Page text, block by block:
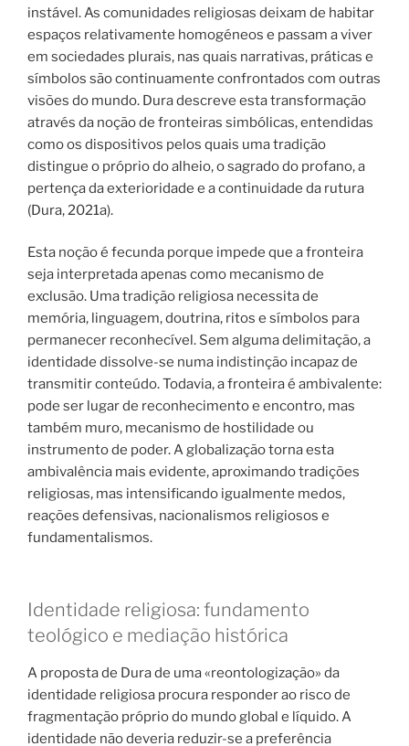
instável. As comunidades religiosas deixam de habitar
espaços relativamente homogéneos e passam a viver
em sociedades plurais, nas quais narrativas, práticas e
símbolos são continuamente confrontados com outras
visões do mundo. Dura descreve esta transformação
através da noção de fronteiras simbólicas, entendidas
como os dispositivos pelos quais uma tradição
distingue o próprio do alheio, o sagrado do profano, a
pertença da exterioridade e a continuidade da rutura
(Dura, 2021a).
Esta noção é fecunda porque impede que a fronteira
seja interpretada apenas como mecanismo de
exclusão. Uma tradição religiosa necessita de
memória, linguagem, doutrina, ritos e símbolos para
permanecer reconhecível. Sem alguma delimitação, a
identidade dissolve-se numa indistinção incapaz de
transmitir conteúdo. Todavia, a fronteira é ambivalente:
pode ser lugar de reconhecimento e encontro, mas
também muro, mecanismo de hostilidade ou
instrumento de poder. A globalização torna esta
ambivalência mais evidente, aproximando tradições
religiosas, mas intensificando igualmente medos,
reações defensivas, nacionalismos religiosos e
fundamentalismos.
Identidade religiosa: fundamento
teológico e mediação histórica
A proposta de Dura de uma «reontologização» da
identidade religiosa procura responder ao risco de
fragmentação próprio do mundo global e líquido. A
identidade não deveria reduzir-se a preferência